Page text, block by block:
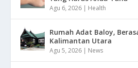
Agu 6, 2026 | Health
Rumah Adat Baloy,
Kalimantan Utara
Agu 5, 2026 | News